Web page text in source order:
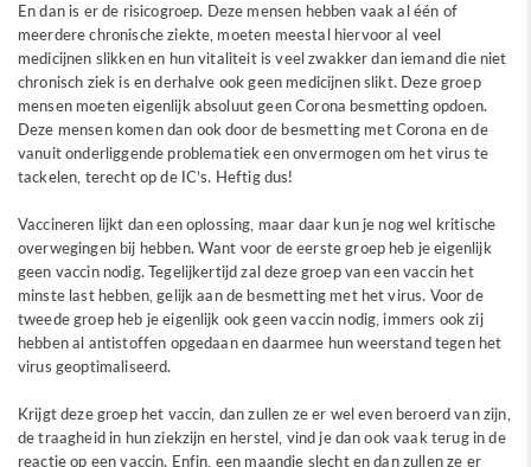
En dan is er de risicogroep. Deze mensen hebben vaak al één of
meerdere chronische ziekte, moeten meestal hiervoor al veel
medicijnen slikken en hun vitaliteit is veel zwakker dan iemand die niet
chronisch ziek is en derhalve ook geen medicijnen slikt. Deze groep
mensen moeten eigenlijk absoluut geen Corona besmetting opdoen.
Deze mensen komen dan ook door de besmetting met Corona en de
vanuit onderliggende problematiek een onvermogen om het virus te
tackelen, terecht op de IC’s. Heftig dus!
Vaccineren lijkt dan een oplossing, maar daar kun je nog wel kritische
overwegingen bij hebben. Want voor de eerste groep heb je eigenlijk
geen vaccin nodig. Tegelijkertijd zal deze groep van een vaccin het
minste last hebben, gelijk aan de besmetting met het virus. Voor de
tweede groep heb je eigenlijk ook geen vaccin nodig, immers ook zij
hebben al antistoffen opgedaan en daarmee hun weerstand tegen het
virus geoptimaliseerd.
Krijgt deze groep het vaccin, dan zullen ze er wel even beroerd van zijn,
de traagheid in hun ziekzijn en herstel, vind je dan ook vaak terug in de
reactie op een vaccin. Enfin, een maandje slecht en dan zullen ze er